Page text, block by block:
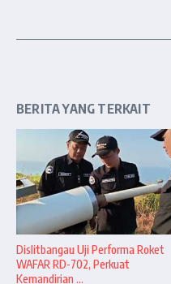
BERITA YANG TERKAIT
Dislitbangau Uji Performa Roket
WAFAR RD-702, Perkuat
Kemandirian ...